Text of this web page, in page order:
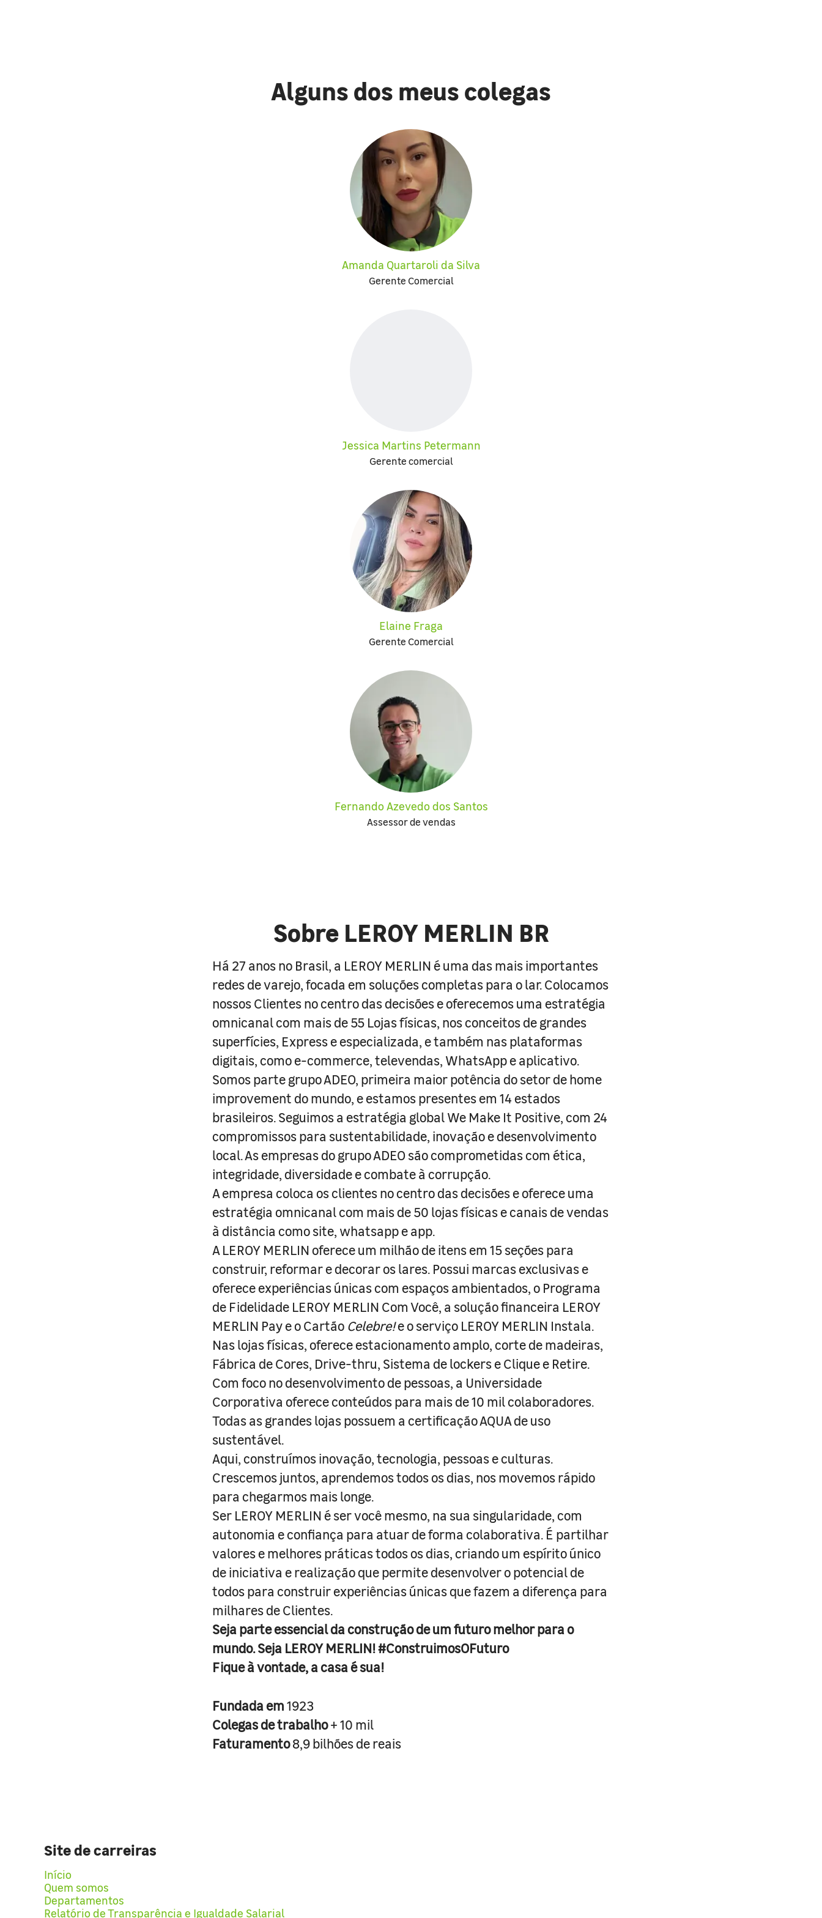
Alguns dos meus colegas
Amanda Quartaroli da Silva
Gerente Comercial
Jessica Martins Petermann
Gerente comercial
Elaine Fraga
Gerente Comercial
Fernando Azevedo dos Santos
Assessor de vendas
Sobre LEROY MERLIN BR
Há 27 anos no Brasil, a LEROY MERLIN é uma das mais importantes
redes de varejo, focada em soluções completas para o lar. Colocamos
nossos Clientes no centro das decisões e oferecemos uma estratégia
omnicanal com mais de 55 Lojas físicas, nos conceitos de grandes
superfícies, Express e especializada, e também nas plataformas
digitais, como e-commerce, televendas, WhatsApp e aplicativo.
Somos parte grupo ADEO, primeira maior potência do setor de home
improvement do mundo, e estamos presentes em 14 estados
brasileiros. Seguimos a estratégia global We Make It Positive, com 24
compromissos para sustentabilidade, inovação e desenvolvimento
local. As empresas do grupo ADEO são comprometidas com ética,
integridade, diversidade e combate à corrupção.
A empresa coloca os clientes no centro das decisões e oferece uma
estratégia omnicanal com mais de 50 lojas físicas e canais de vendas
à distância como site, whatsapp e app.
A LEROY MERLIN oferece um milhão de itens em 15 seções para
construir, reformar e decorar os lares. Possui marcas exclusivas e
oferece experiências únicas com espaços ambientados, o Programa
de Fidelidade LEROY MERLIN Com Você, a solução financeira LEROY
MERLIN Pay e o Cartão Celebre!e o serviço LEROY MERLIN Instala.
Nas lojas físicas, oferece estacionamento amplo, corte de madeiras,
Fábrica de Cores, Drive-thru, Sistema de lockers e Clique e Retire.
Com foco no desenvolvimento de pessoas, a Universidade
Corporativa oferece conteúdos para mais de 10 mil colaboradores.
Todas as grandes lojas possuem a certificação AQUA de uso
sustentável.
Aqui, construímos inovação, tecnologia, pessoas e culturas.
Crescemos juntos, aprendemos todos os dias, nos movemos rápido
para chegarmos mais longe.
Ser LEROY MERLIN é ser você mesmo, na sua singularidade, com
autonomia e confiança para atuar de forma colaborativa. É partilhar
valores e melhores práticas todos os dias, criando um espírito único
de iniciativa e realização que permite desenvolver o potencial de
todos para construir experiências únicas que fazem a diferença para
milhares de Clientes.
Seja parte essencial da construção de um futuro melhor para o
mundo. Seja LEROY MERLIN! #ConstruimosOFuturo
Fique à vontade, a casa é sua!
Fundada em1923
Colegas de trabalho+ 10 mil
Faturamento8,9 bilhões de reais
Site de carreiras
Início
Quem somos
Departamentos
Relatório de Transparência e Igualdade Salarial